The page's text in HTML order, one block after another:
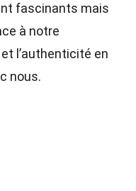
fascinants mais
à notre
l’authenticité en
nous.